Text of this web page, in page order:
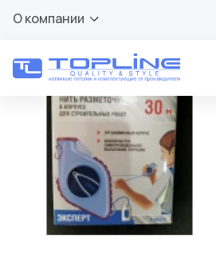
О компании